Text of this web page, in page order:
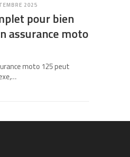
2025
pour bien
assurance moto
moto 125 peut